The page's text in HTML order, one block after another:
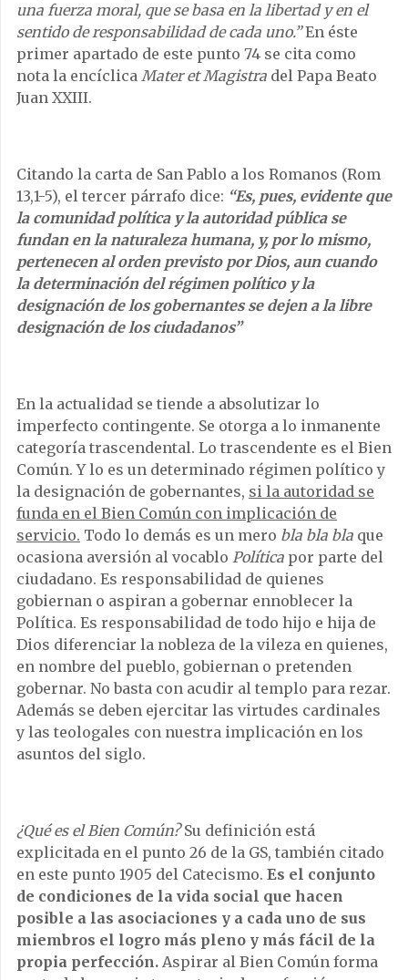
una fuerza moral, que se basa en la libertad y en el
sentido de responsabilidad de cada uno.”En éste
primer apartado de este punto 74 se cita como
nota la encíclica Mater et Magistra del Papa Beato
Juan XXIII.
Citando la carta de San Pablo a los Romanos (Rom
13,1-5), el tercer párrafo dice: “Es, pues, evidente que
la comunidad política y la autoridad pública se
fundan en la naturaleza humana, y, por lo mismo,
pertenecen al orden previsto por Dios, aun cuando
la determinación del régimen político y la
designación de los gobernantes se dejen a la libre
designación de los ciudadanos”
En la actualidad se tiende a absolutizar lo
imperfecto contingente. Se otorga a lo inmanente
categoría trascendental. Lo trascendente es el Bien
Común. Y lo es un determinado régimen político y
la designación de gobernantes, si la autoridad se
funda en el Bien Común con implicación de
servicio. Todo lo demás es un mero bla bla bla que
ocasiona aversión al vocablo Política por parte del
ciudadano. Es responsabilidad de quienes
gobiernan o aspiran a gobernar ennoblecer la
Política. Es responsabilidad de todo hijo e hija de
Dios diferenciar la nobleza de la vileza en quienes,
en nombre del pueblo, gobiernan o pretenden
gobernar. No basta con acudir al templo para rezar.
Además se deben ejercitar las virtudes cardinales
y las teologales con nuestra implicación en los
asuntos del siglo.
¿Qué es el Bien Común?Su definición está
explicitada en el punto 26 de la GS, también citado
en este punto 1905 del Catecismo. Es el conjunto
de condiciones de la vida social que hacen
posible a las asociaciones y a cada uno de sus
miembros el logro más pleno y más fácil de la
propia perfección. Aspirar al Bien Común forma